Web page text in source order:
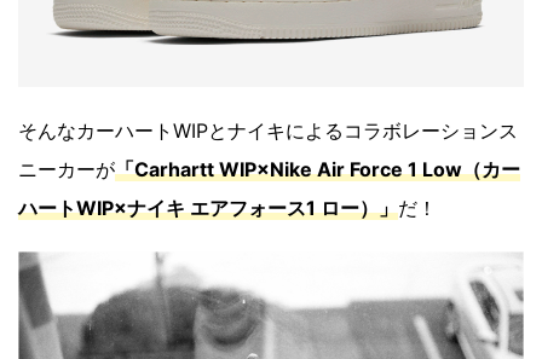
そんなカーハートWIPとナイキによるコラボレーションス
ニーカーが「Carhartt WIP×Nike Air Force 1 Low（カー
ハートWIP×ナイキ エアフォース1 ロー）」だ！